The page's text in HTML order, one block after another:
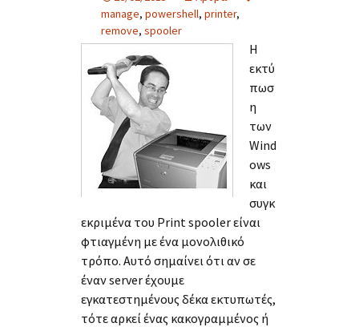
manage, powershell, printer,
remove, spooler
Η
εκτύ
πωσ
η
των
Wind
ows
και
συγκ
εκριμένα του Print spooler είναι
φτιαγμένη με ένα μονολιθικό
τρόπο. Αυτό σημαίνει ότι αν σε
έναν server έχουμε
εγκατεστημένους δέκα εκτυπωτές,
τότε αρκεί ένας κακογραμμένος ή